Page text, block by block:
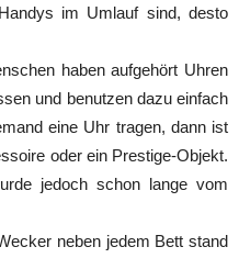
im Umlauf sind, desto
haben aufgehört Uhren
und benutzen dazu einfach
eine Uhr tragen, dann ist
oder ein Prestige-Objekt.
jedoch schon lange vom
neben jedem Bett stand